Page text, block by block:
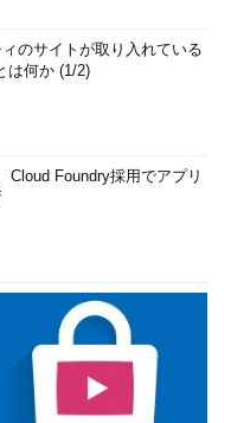
のサイトが取り入れている
は何か (1/2)
Cloud Foundry採用でアプリ